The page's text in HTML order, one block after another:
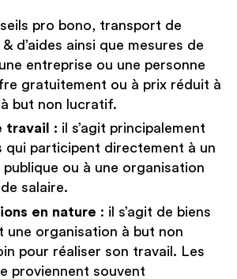
pro bono, transport de
d’aides ainsi que mesures de
entreprise ou une personne
gratuitement ou à prix réduit à
à but non lucratif.
travail : il s’agit principalement
qui participent directement à un
publique ou à une organisation
salaire.
en nature : il s’agit de biens
une organisation à but non
pour réaliser son travail. Les
proviennent souvent